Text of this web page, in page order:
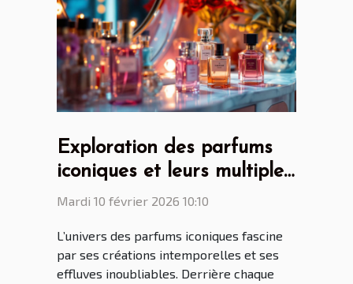
Exploration des parfums
iconiques et leurs multiples
facettes
Mardi 10 février 2026 10:10
L’univers des parfums iconiques fascine
par ses créations intemporelles et ses
effluves inoubliables. Derrière chaque